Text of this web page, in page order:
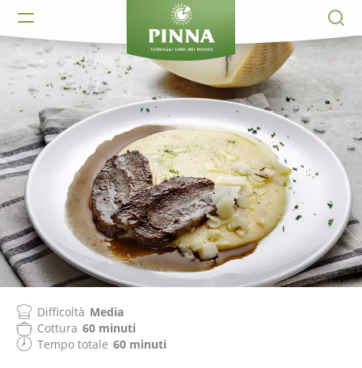
Difficoltà Media
Cottura 60 minuti
Tempo totale 60 minuti